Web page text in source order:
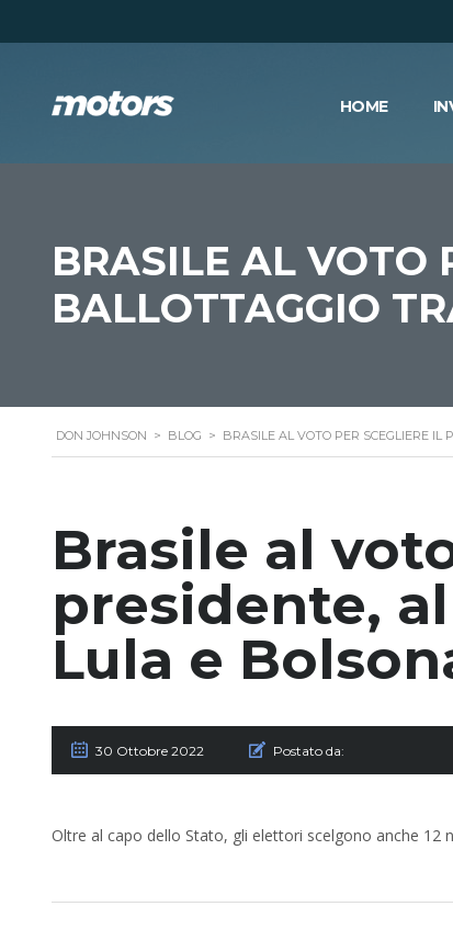
HOME
BRASILE AL VOTO
BALLOTTAGGIO
DON JOHNSON > BLOG > BRASILE AL VOTO PER SCEGLIERE
Brasile al
presidente,
Lula e
30 Ottobre 2022 Postato da:
Oltre al capo dello Stato, gli elettori scelgono anche 12